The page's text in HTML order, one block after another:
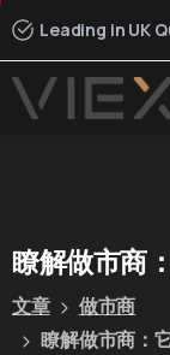
Leading in UK
瞭解做市商
文章
做市商
瞭解做市商：